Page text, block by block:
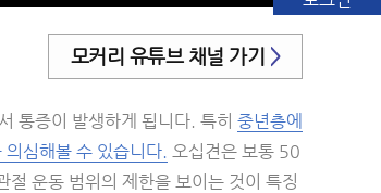
모커리 유튜브 채널 가기 >
통증이 발생하게 됩니다. 특히 중년층에
심해볼 수 있습니다. 오십견은 보통 50
운동 범위의 제한을 보이는 것이 특징